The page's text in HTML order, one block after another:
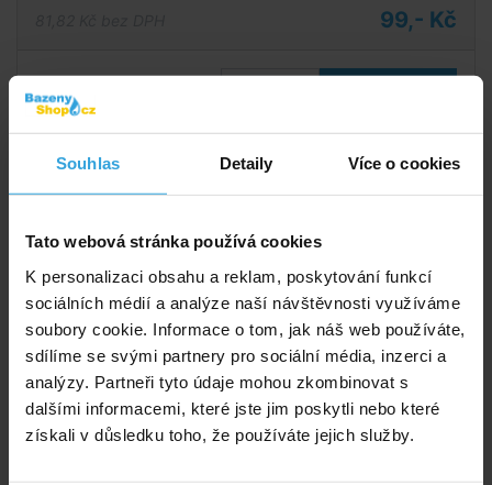
Souhlas Detaily Více o cookies
Tato webová stránka používá cookies
K personalizaci obsahu a reklam, poskytování funkcí
sociálních médií a analýze naší návštěvnosti využíváme
soubory cookie. Informace o tom, jak náš web používáte,
sdílíme se svými partnery pro sociální média, inzerci a
analýzy. Partneři tyto údaje mohou zkombinovat s
dalšími informacemi, které jste jim poskytli nebo které
získali v důsledku toho, že používáte jejich služby.
99,- Kč
Podrobný popis
Podrobný popis
Talíře ve vodě plavou.
Po obvodu mají měkký nárazník pro bezpečnost.
Průměr talíře cca 8 cm.
Věk 3+.